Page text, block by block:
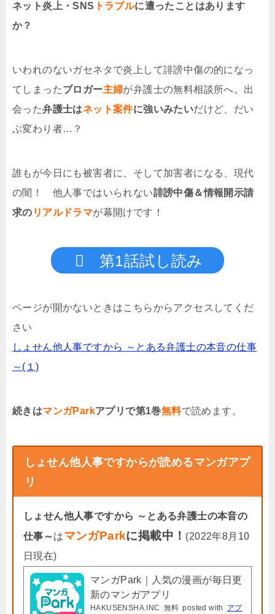
ネット炎上・SNS トラブルに遭ったことはあります
か？
いわれのないガセネタで炎上して誹謗中傷の的になっ
てしまったブロガー主婦が弁護士の無料相談所へ。出
会った弁護士はネット案件に強いみたいだけど、だい
ぶ変わり者…？
誰もが今日にも被害者に、そして加害者になる、現代
の闇！ 他人事ではいられない誹謗中傷＆情報開示請
求の リアルドラマが幕開けです！
第1話試し読み
ページが開かないときはこちらからアクセスしてくだ
さい
しょせん他人事ですから ～とある弁護士の本音の仕事
～(１)
続きはマンガParkアプリで第1巻無料で読めます。
しょせん他人事ですからが読めるマンガアプ
リ
しょせん他人事ですから ～とある弁護士の本音の
仕事～はマンガParkに掲載中！ (2022年8月10
日現在)
マンガPark｜人気の漫画が毎日更
新のマンガアプリ
HAKUSENSHA.INC 無料 posted with
アプ